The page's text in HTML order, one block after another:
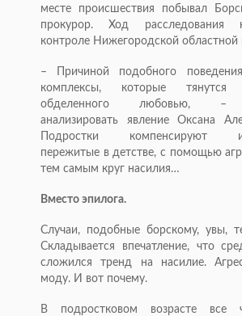
месте происшествия побывал
прокурор. Ход расследования
контроле Нижегородской областной
– Причиной подобного
комплексы, которые тянутся
обделенного любовью, –
анализировать явление Оксана
Подростки компенсируют
пережитые в детстве, с помощью
тем самым круг насилия…
Вместо эпилога.
Случаи, подобные борскому, увы,
Складывается впечатление, что
сложился тренд на насилие.
моду. И вот почему.
В подростковом возрасте все